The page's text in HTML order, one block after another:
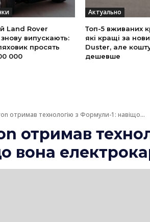
Land Rover
випускають:
просять
000
Актуально
Топ-5 вживаних
які кращі за
Duster, але
дешевше